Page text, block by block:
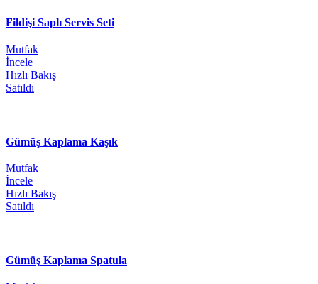
Fildişi Saplı Servis Seti
Mutfak
İncele
Hızlı Bakış
Satıldı
Gümüş Kaplama Kaşık
Mutfak
İncele
Hızlı Bakış
Satıldı
Gümüş Kaplama Spatula